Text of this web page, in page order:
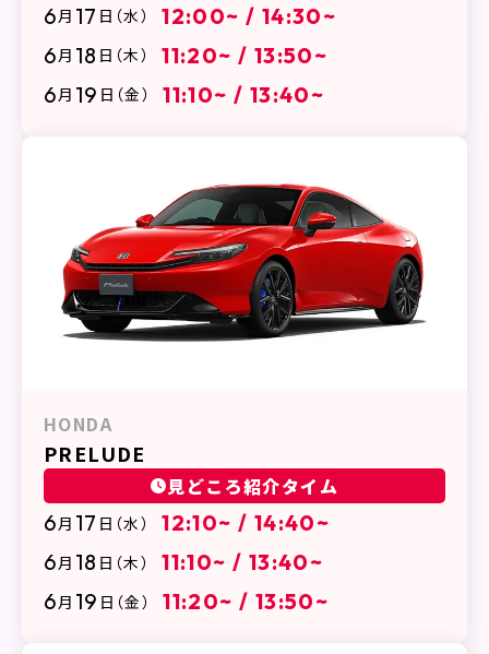
6月 17 日（水）
12:00~ / 14:30~
6月 18 日（木）
11:20~ / 13:50~
6月 19 日（金） 11:10~ / 13:40~
HONDA
PRELUDE
見どころ紹介タイム
6月 17 日（水）
12:10~ / 14:40~
6月 18 日（木）
11:10~ / 13:40~
6月 19 日（金） 11:20~ / 13:50~